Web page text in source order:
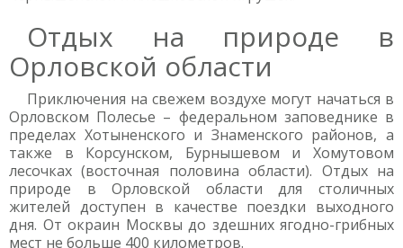
Отдых на природе в
Орловской области
Приключения на свежем воздухе могут начаться в
Орловском Полесье – федеральном заповеднике в
пределах Хотыненского и Знаменского районов, а
также в Корсунском, Бурнышевом и Хомутовом
лесочках (восточная половина области). Отдых на
природе в Орловской области для столичных
жителей доступен в качестве поездки выходного
дня. От окраин Москвы до здешних ягодно-грибных
мест не больше 400 километров.